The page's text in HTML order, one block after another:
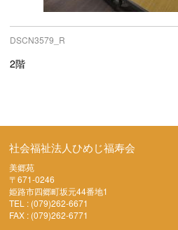
DSCN3579_R
2階
社会福祉法人ひめじ福寿会
美郷苑
〒671-0246
姫路市四郷町坂元44番地1
TEL : (079)262-6671
FAX : (079)262-6771